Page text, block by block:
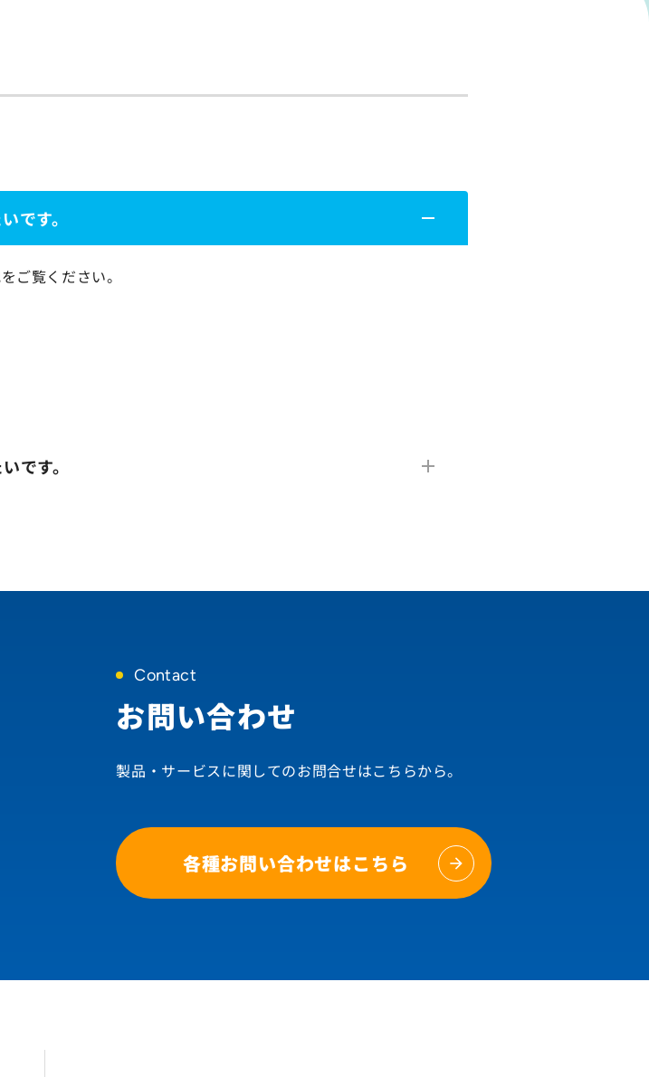
です。
ご覧ください。
です。
Contact
お問い合わせ
製品・サービスに関してのお問合せはこちらから。
各種お問い合わせはこちら